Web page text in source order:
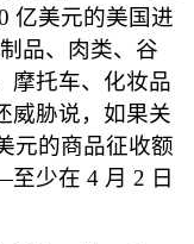
亿美元的美国进
品、肉类、谷
摩托车、化妆品
威胁说，如果关
元的商品征收额
至少在 4 月 2 日